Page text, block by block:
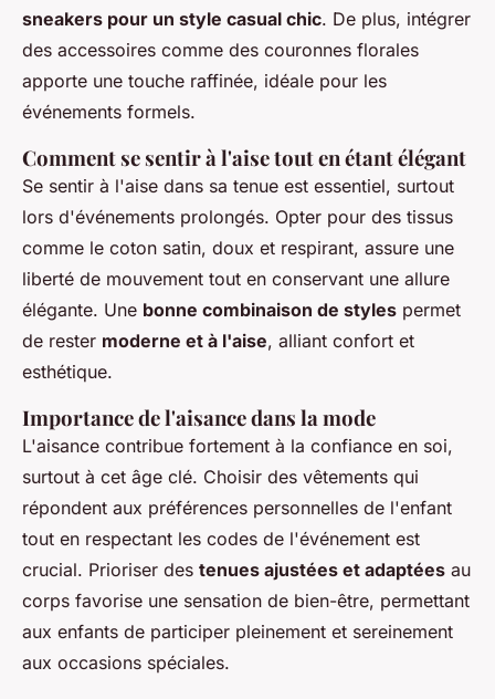
sneakers pour un style casual chic. De plus, intégrer
des accessoires comme des couronnes florales
apporte une touche raffinée, idéale pour les
événements formels.
Comment se sentir à l'aise tout en étant élégant
Se sentir à l'aise dans sa tenue est essentiel, surtout
lors d'événements prolongés. Opter pour des tissus
comme le coton satin, doux et respirant, assure une
liberté de mouvement tout en conservant une allure
élégante. Une bonne combinaison de styles permet
de rester moderne et à l'aise, alliant confort et
esthétique.
Importance de l'aisance dans la mode
L'aisance contribue fortement à la confiance en soi,
surtout à cet âge clé. Choisir des vêtements qui
répondent aux préférences personnelles de l'enfant
tout en respectant les codes de l'événement est
crucial. Prioriser des tenues ajustées et adaptées au
corps favorise une sensation de bien-être, permettant
aux enfants de participer pleinement et sereinement
aux occasions spéciales.